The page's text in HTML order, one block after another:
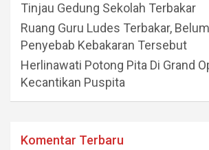
Tinjau Gedung Sekolah Terbakar
Ruang Guru Ludes Terbakar,
Penyebab Kebakaran Tersebut
Herlinawati Potong Pita Di Grand
Kecantikan Puspita
Komentar Terbaru